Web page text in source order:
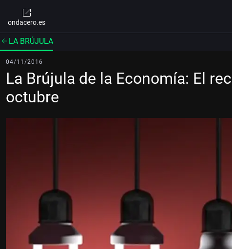
ondacero.es
LA BRÚJULA
04/11/2016
La Brújula de la Economía: El
octubre